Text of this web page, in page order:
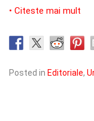
• Citeste mai mult
Posted in Editoriale,